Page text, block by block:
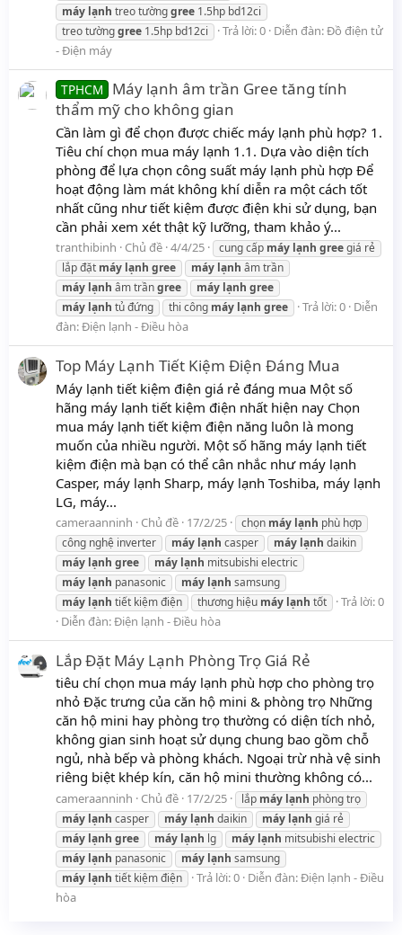
máy lạnh treo tườnggree 1.5hp bd12ci
treo tườnggree 1.5hp bd12ci Trả lời: 0 Diễn đàn:Đồ điện tử
- Điện máy
TPHCM
Máy lạnh âm trần Gree tăng tính
thẩm mỹ cho không gian
Cần làm gì để chọn được chiếc máy lạnh phù hợp? 1.
Tiêu chí chọn mua máy lạnh 1.1. Dựa vào diện tích
phòng để lựa chọn công suất máy lạnh phù hợp Để
hoạt động làm mát không khí diễn ra một cách tốt
nhất cũng như tiết kiệm được điện khi sử dụng, bạn
cần phải xem xét thật kỹ lưỡng, tham khảo ý...
tranthibinh Chủ đề 4/4/25 cung cấp máy lạnh greegiá rẻ
lắp đặt máy lạnh gree máy lạnh âm trần
máy lạnh âm trầngree máy lạnh gree
máy lạnh tủ đứng thi công máy lạnh gree Trả lời: 0 Diễn
đàn:Điện lạnh - Điều hòa
Top Máy Lạnh Tiết Kiệm Điện Đáng Mua
Máy lạnh tiết kiệm điện giá rẻ đáng mua Một số
hãng máy lạnh tiết kiệm điện nhất hiện nay Chọn
mua máy lạnh tiết kiệm điện năng luôn là mong
muốn của nhiều người. Một số hãng máy lạnh tiết
kiệm điện mà bạn có thể cân nhắc như máy lạnh
Casper, máy lạnh Sharp, máy lạnh Toshiba, máy lạnh
LG, máy...
cameraanninh Chủ đề 17/2/25 chọn máy lạnh phù hợp
công nghệ inverter
máy lạnh casper máy lạnh daikin
máy lạnh gree máy lạnh mitsubishi electric
máy lạnh panasonic máy lạnh samsung
máy lạnh tiết kiệm điện thương hiệu máy lạnh tốt
Trả lời: 0
Diễn đàn:Điện lạnh - Điều hòa
Lắp Đặt Máy Lạnh Phòng Trọ Giá Rẻ
tiêu chí chọn mua máy lạnh phù hợp cho phòng trọ
nhỏ Đặc trưng của căn hộ mini & phòng trọ Những
căn hộ mini hay phòng trọ thường có diện tích nhỏ,
không gian sinh hoạt sử dụng chung bao gồm chỗ
ngủ, nhà bếp và phòng khách. Ngoại trừ nhà vệ sinh
riêng biệt khép kín, căn hộ mini thường không có...
cameraanninh Chủ đề 17/2/25 lắp máy lạnh phòng trọ
máy lạnh casper máy lạnh daikin máy lạnh giá rẻ
máy lạnh gree máy lạnh lg máy lạnh mitsubishi electric
máy lạnh panasonic máy lạnh samsung
máy lạnh tiết kiệm điện Trả lời: 0 Diễn đàn:Điện lạnh - Điều
hòa